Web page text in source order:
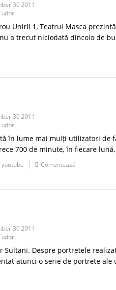
30 2011
Unirii 1, Teatrul Masca
a trecut niciodată dincolo de
30 2011
în lume mai mulți utilizatori de
700 de minute, în fiecare
youtube Comentează
30 2011
Despre portretele
atunci o serie de portrete ale